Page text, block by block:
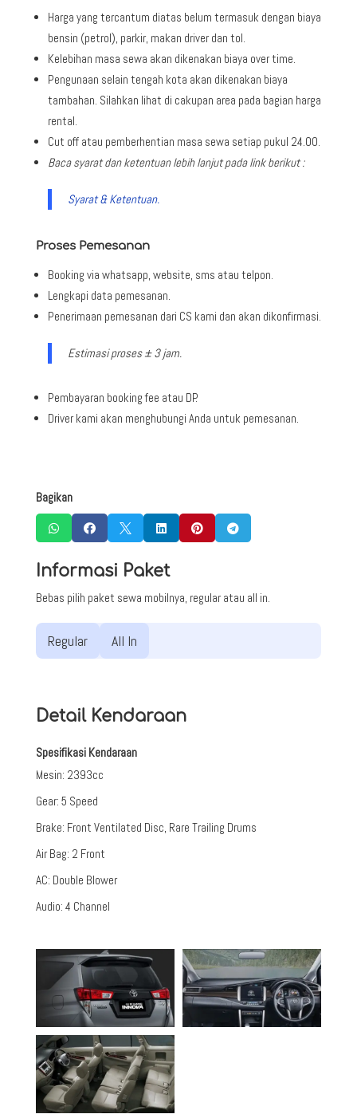
Harga yang tercantum diatas belum termasuk dengan biaya
bensin (petrol), parkir, makan driver dan tol.
Kelebihan masa sewa akan dikenakan biaya over time.
Pengunaan selain tengah kota akan dikenakan biaya
tambahan. Silahkan lihat di cakupan area pada bagian harga
rental.
Cut off atau pemberhentian masa sewa setiap pukul 24.00.
Baca syarat dan ketentuan lebih lanjut pada link berikut :
Syarat & Ketentuan.
Proses Pemesanan
Booking via whatsapp, website, sms atau telpon.
Lengkapi data pemesanan.
Penerimaan pemesanan dari CS kami dan akan dikonfirmasi.
Estimasi proses ± 3 jam.
Pembayaran booking fee atau DP.
Driver kami akan menghubungi Anda untuk pemesanan.
Bagikan
     
Informasi Paket
Bebas pilih paket sewa mobilnya, regular atau all in.
Regular All In
Detail Kendaraan
Spesifikasi Kendaraan
Mesin: 2393cc
Gear: 5 Speed
Brake: Front Ventilated Disc, Rare Trailing Drums
Air Bag: 2 Front
AC: Double Blower
Audio: 4 Channel